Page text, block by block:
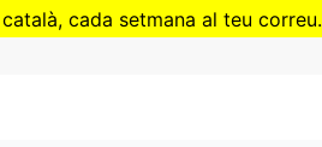
Vés
cada setmana al teu correu.